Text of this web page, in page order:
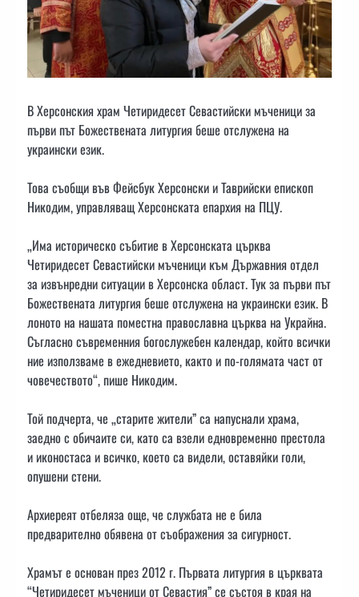
В Херсонския храм Четиридесет Севастийски мъченици за
първи път Божествената литургия беше отслужена на
украински език.
Това съобщи във Фейсбук Херсонски и Таврийски епископ
Никодим, управляващ Херсонската епархия на ПЦУ.
„Има историческо събитие в Херсонската църква
Четиридесет Севастийски мъченици към Държавния отдел
за извънредни ситуации в Херсонска област. Тук за първи път
Божествената литургия беше отслужена на украински език. В
лоното на нашата поместна православна църква на Украйна.
Съгласно съвременния богослужебен календар, който всички
ние използваме в ежедневието, както и по-голямата част от
човечеството“, пише Никодим.
Той подчерта, че „старите жители” са напуснали храма,
заедно с обичаите си, като са взели едновременно престола
и иконостаса и всичко, което са видели, оставяйки голи,
опушени стени.
Архиереят отбеляза още, че службата не е била
предварително обявена от съображения за сигурност.
Храмът е основан през 2012 г. Първата литургия в църквата
“Четиридесет мъченици от Севастия” се състоя в края на